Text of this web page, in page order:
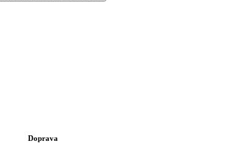
Doprava